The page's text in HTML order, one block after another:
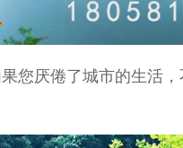
厌倦了城市的生活，